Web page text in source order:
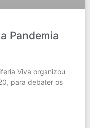
Pandemia
Viva organizou
para debater os